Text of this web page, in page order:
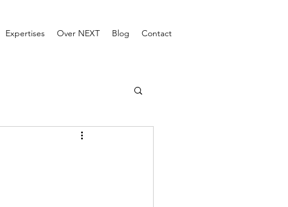
Expertises Over NEXT Blog Contact